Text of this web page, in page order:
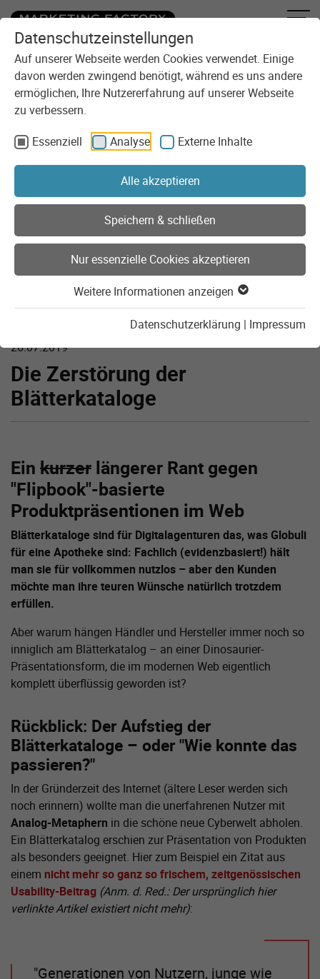
Datenschutzeinstellungen
Auf unserer Webseite werden Cookies verwendet. Einige
davon werden zwingend benötigt, während es uns andere
ermöglichen, Ihre Nutzererfahrung auf unserer Webseite
zu verbessern.
Essenziell
Analyse Externe Inhalte
Alle akzeptieren
Speichern & schließen
Nur essenzielle Cookies akzeptieren
Weitere Informationen anzeigen
Datenschutzerklärung | Impressum
Zum Inhalt springen
Sie sind here:Die Zerstörung der Blätterkataloge
PIM Meinung
26.07.2019
Die Zerstörung der
Blätterkataloge
Ein kurzer längerer Rant gegen
"Flipbook"-basierte
Produktpräsentionen im Web
Blätterkataloge sind für Digitalagenturen das, was Globuli
für eine Apotheke sind: Fachlich (evidenzbasiert!) hält
man sie für vollkommen nutzlos – aber den Kunden
möchte man ihre teuren Wünsche natürlich trotzdem
erfüllen.
Aber warum hängen Händler und Hersteller immer noch so
inniglich am Blätterkatalog – an einer Dinosaurier-
Präsentationsform, die im modernen Web eigentlich
komplett überflüssig geworden ist?
Rückblick: Der Aufstieg der
Blätterkataloge – oder "Wie konnte das
passieren?"
In der Gründerzeit des Internet (ältere Leser werden sich
noch erinnern) wollte man die unerfahrenen Nutzer mit
Analog-Metaphern in die schöne neue Cyberwelt abholen.
Ein Blätterkatalog erschien zur Präsentation von Produkten
als besonders geeignet. Hier zum Beispiel ein Zitat aus
einem nicht mehr so ganz so frischem, zeitgenössischen
Usability-Beitrag (Anm. d. Red.: Der ursprünglich hier
verlinkte Artikel existiert nicht mehr):
"Generationen von Nutzern, junge wie